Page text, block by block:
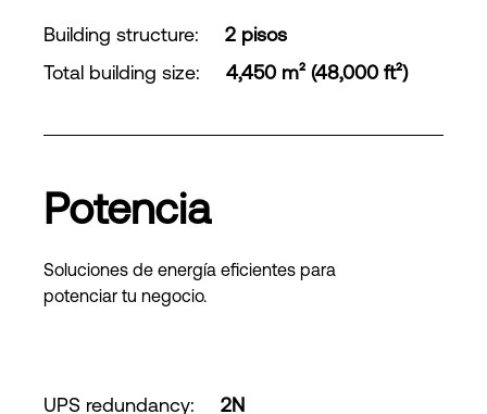
Building structure:
2 pisos
Total building size: 4,450 m² (48,000 ft²)
Potencia
Soluciones de energía eficientes para
potenciar tu negocio.
UPS redundancy: 2N